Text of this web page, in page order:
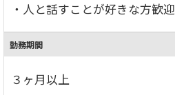
・人と話すことが好きな方歓迎
勤務期間
３ヶ月以上